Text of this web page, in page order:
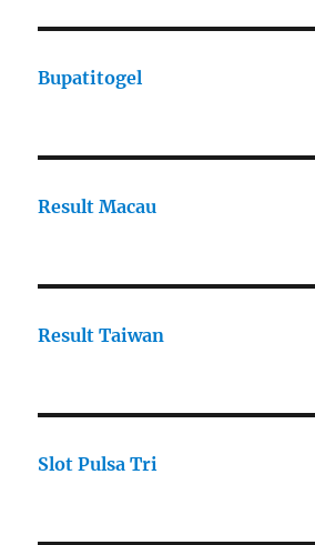
Bupatitogel
Result Macau
Result Taiwan
Slot Pulsa Tri